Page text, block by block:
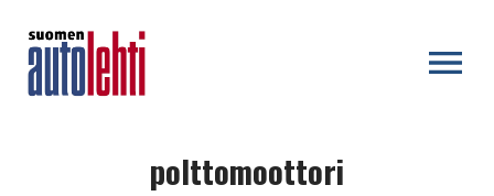
polttomoottori